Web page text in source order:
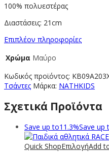
100% πολυεστέρας
Διαστάσεις: 21cm
Επιπλέον πληροφορίες
Χρώμα Μαύρο
Κωδικός προϊόντος:
Τσάντες Μάρκα: NATHKIDS
Σχετικά Προϊόντα
Save up to11.3%Save up
Quick ShopΕπιλογήAdd